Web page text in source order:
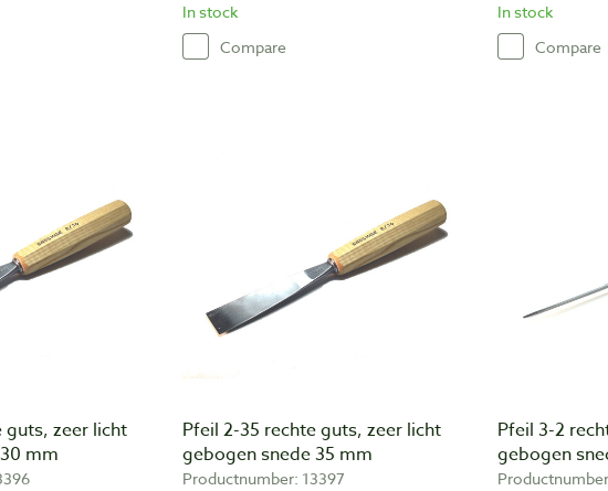
In stock
Compare
In stock
Compare
guts, zeer licht
mm
Pfeil 2-35 rechte guts, zeer licht
gebogen snede 35 mm
Productnumber: 13397
Pfeil 3-2
gebogen